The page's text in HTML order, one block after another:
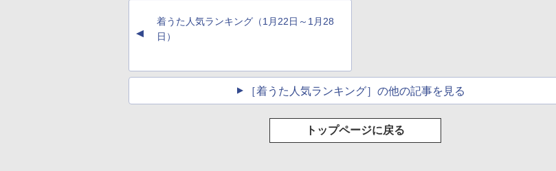
▲
着うた人気ランキング（1月22日～1月28
日）
［着うた人気ランキング］の他の記事を見る
トップページに戻る